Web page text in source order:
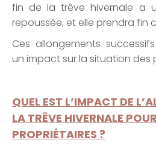
fin de la trêve hivernale a
repoussée, et elle prendra fin
Ces allongements
un impact sur la situation des
QUEL EST L’IMPACT DE
LA TRÊVE HIVERNALE
PROPRIÉTAIRES ?